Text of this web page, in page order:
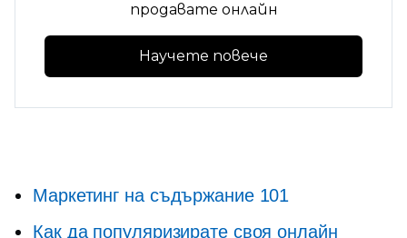
продавате онлайн
Научете повече
Маркетинг на съдържание 101
Как да популяризирате своя онлайн